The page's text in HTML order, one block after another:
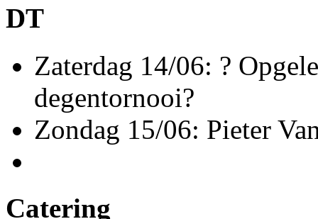
DT
Zaterdag 14/06: ?
degentornooi?
Zondag 15/06: Pieter
Catering